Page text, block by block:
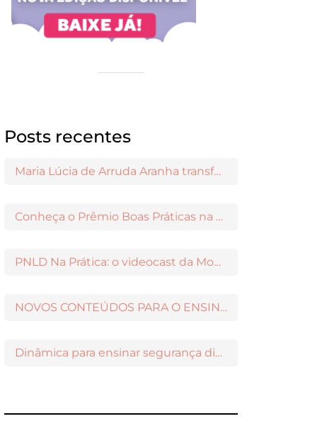
Posts recentes
Maria Lúcia de Arruda Aranha transformou o ensino de Filosofia no Brasil
Conheça o Prêmio Boas Práticas na Escola
PNLD Na Prática: o videocast da Moderna para apoiar a escolha das obras aprovadas
NOVOS CONTEÚDOS PARA O ENSINO MÉDIO DISPONÍVEIS NO MODERNAMIGOS
Dinâmica para ensinar segurança digital nos Anos Iniciais